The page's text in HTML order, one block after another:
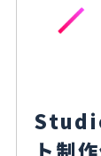
ト制